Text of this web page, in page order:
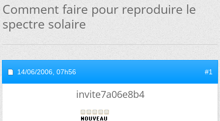
Comment faire pour reproduire le
spectre solaire
14/06/2006, 07h56 #1
invite7a06e8b4